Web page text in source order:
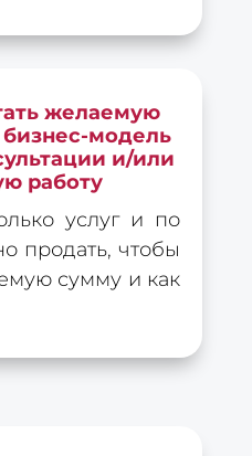
желаемую
модель
и/или
работу
услуг и по
продать, чтобы
сумму и как